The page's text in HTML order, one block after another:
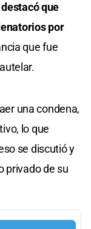
que
por
que fue
una condena,
lo que
se discutió y
privado de su